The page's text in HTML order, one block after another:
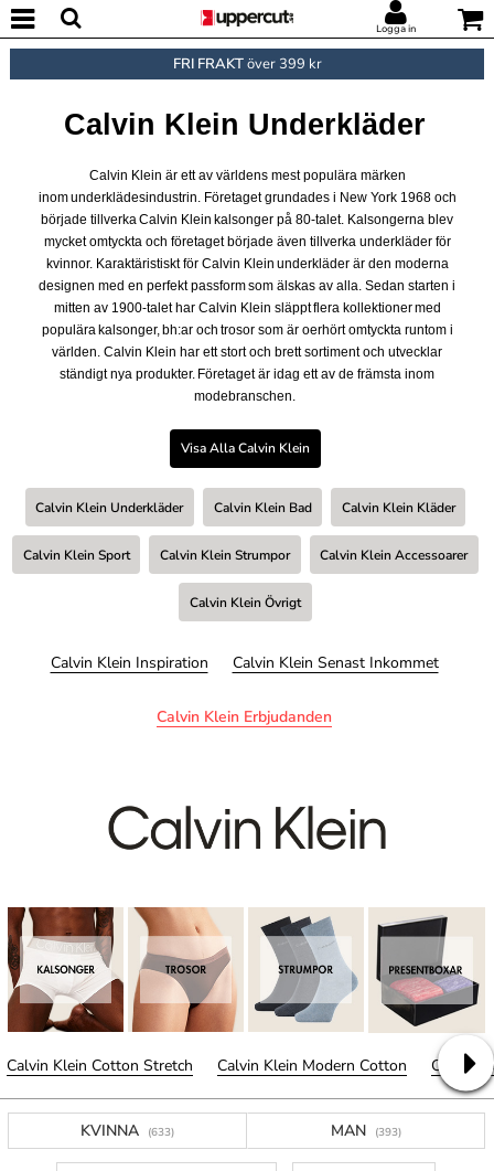
Logga in
FRI FRAKTöver 399 kr
Calvin Klein Underkläder
Calvin Klein är ett av världens mest populära märken
inom underklädesindustrin. Företaget grundades i New York 1968 och
började tillverka Calvin Klein kalsonger på 80-talet. Kalsongerna blev
mycket omtyckta och företaget började även tillverka underkläder för
kvinnor. Karaktäristiskt för Calvin Klein underkläder är den moderna
designen med en perfekt passform som älskas av alla. Sedan starten i
mitten av 1900-talet har Calvin Klein släppt flera kollektioner med
populära kalsonger, bh:ar och trosor som är oerhört omtyckta runtom i
världen. Calvin Klein har ett stort och brett sortiment och utvecklar
ständigt nya produkter. Företaget är idag ett av de främsta inom
modebranschen.
Visa Alla Calvin Klein
Calvin Klein Underkläder Calvin Klein Bad Calvin Klein Kläder
Calvin Klein Sport Calvin Klein Strumpor Calvin Klein Accessoarer
Calvin Klein Övrigt
Calvin Klein Inspiration Calvin Klein Senast Inkommet
Calvin Klein Erbjudanden
Calvin Klein Cotton Stretch Calvin Klein Modern Cotton Calvin
KVINNA (633) MAN (393)